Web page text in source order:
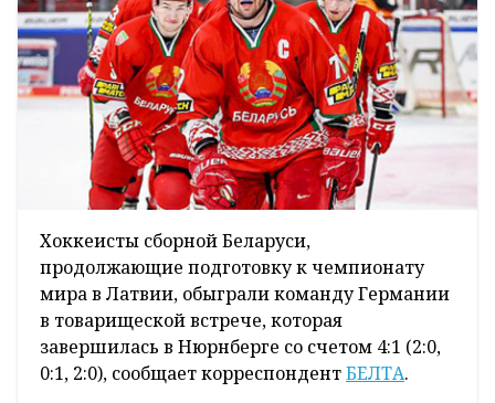
Хоккеисты сборной Беларуси,
продолжающие подготовку к чемпионату
мира в Латвии, обыграли команду Германии
в товарищеской встрече, которая
завершилась в Нюрнберге со счетом 4:1 (2:0,
0:1, 2:0), сообщает корреспондентБЕЛТА.